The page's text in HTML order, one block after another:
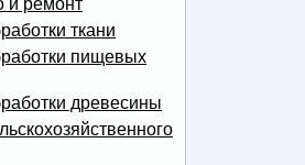
и ремонт
ткани
пищевых
древесины